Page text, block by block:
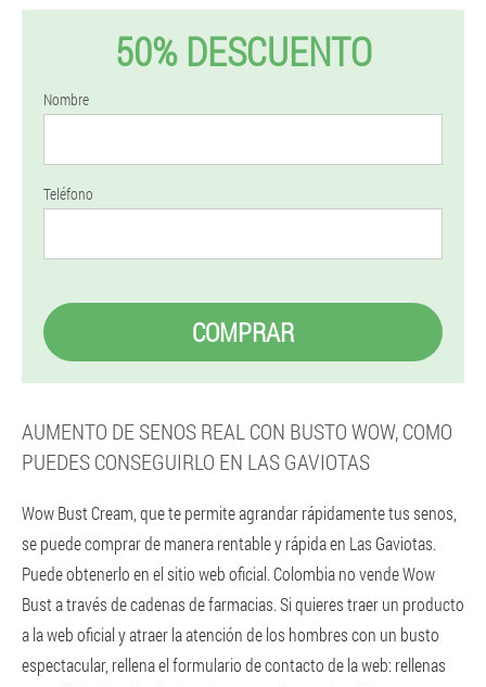
50% DESCUENTO
Nombre
Teléfono
COMPRAR
AUMENTO DE SENOS REAL CON BUSTO WOW, COMO
PUEDES CONSEGUIRLO EN LAS GAVIOTAS
Wow Bust Cream, que te permite agrandar rápidamente tus senos,
se puede comprar de manera rentable y rápida en Las Gaviotas.
Puede obtenerlo en el sitio web oficial. Colombia no vende Wow
Bust a través de cadenas de farmacias. Si quieres traer un producto
a la web oficial y atraer la atención de los hombres con un busto
espectacular, rellena el formulario de contacto de la web: rellenas